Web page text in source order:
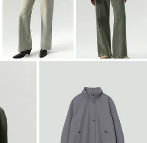
Полупальто-халат из шерсти
R136/irishcream
Войти